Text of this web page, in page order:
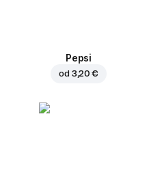
Pepsi
od 3,20 €